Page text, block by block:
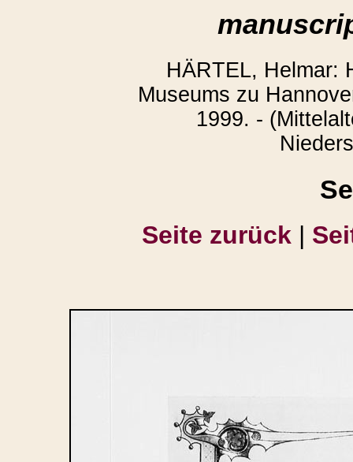
HÄRTEL, Helmar:
Museums zu
1999. -
Seite zurück |